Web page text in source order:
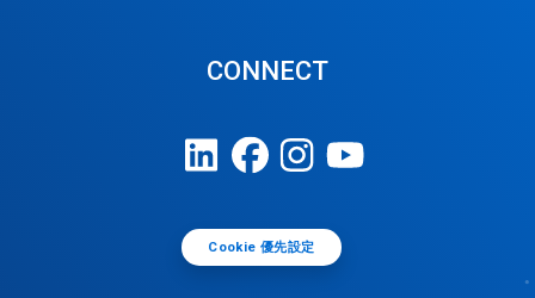
CONNECT
Cookie 優先設定